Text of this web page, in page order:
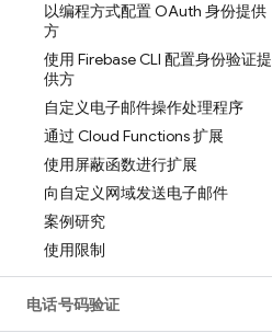
以编程方式配置 OAuth 身份提供
方
使用 Firebase CLI 配置身份验证提
供方
自定义电子邮件操作处理程序
通过 Cloud Functions 扩展
使用屏蔽函数进行扩展
向自定义网域发送电子邮件
案例研究
使用限制
电话号码验证